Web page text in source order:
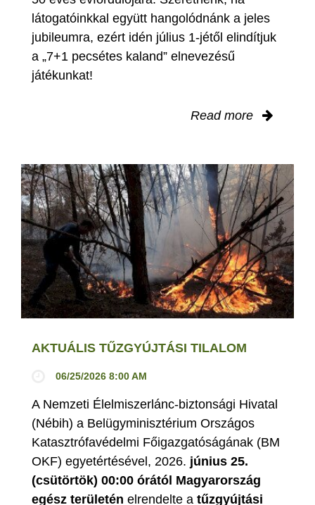
látogatóinkkal együtt hangolódnánk a jeles
jubileumra, ezért idén július 1-jétől elindítjuk
a „7+1 pecsétes kaland” elnevezésű
játékunkat!
Read more
AKTUÁLIS TŰZGYÚJTÁSI TILALOM
06/25/2026 8:00 AM
A Nemzeti Élelmiszerlánc-biztonsági Hivatal
(Nébih) a Belügyminisztérium Országos
Katasztrófavédelmi Főigazgatóságának (BM
OKF) egyetértésével, 2026. június 25.
(csütörtök) 00:00 órától Magyarország
egész területén elrendelte a tűzgyújtási